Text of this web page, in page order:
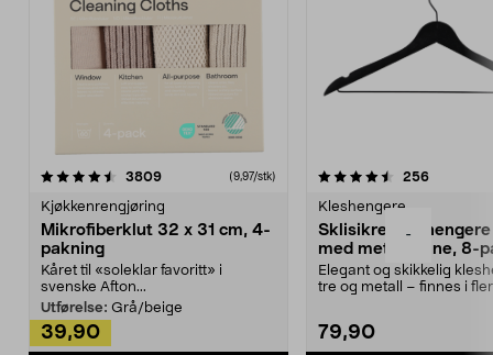
-
3809anmeldelser(9,97/stk)
Kjøkkenrengjøring
Mikrofiberklut 32 x 31 cm, 4-
pakning
Kåret til «soleklar favoritt» i
svenske Afton...
Utførelse: Grå/beige
39,90
4.5av 5 stjerner 256
Kleshengere
Sklisikre
med metallpinne, 8-
Elegant og skikkelig
tre og metall – finnes i
79,90
4.5av 5 stjerner